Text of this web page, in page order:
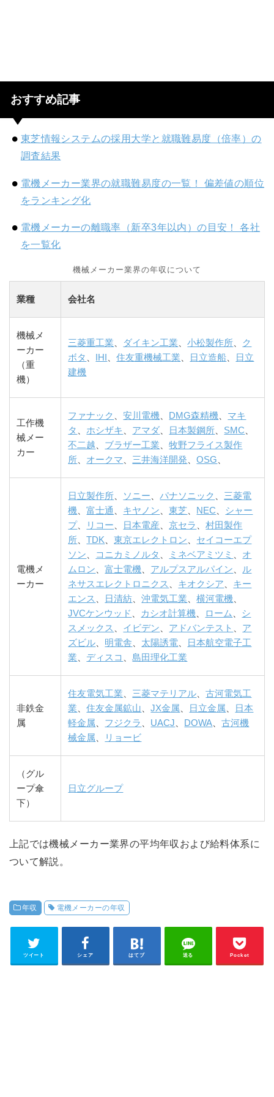
おすすめ記事
東芝情報システムの採用大学と就職難易度（倍率）の
調査結果
電機メーカー業界の就職難易度の一覧！ 偏差値の順位
をランキング化
電機メーカーの離職率（新卒3年以内）の目安！ 各社
を一覧化
機械メーカー業界の年収について
業種 会社名
機械メ
ーカー
（重
機）
三菱重工業 ダイキン工業 、小松製作所
ク
ボタ
IHI 、住友重機械工業 日立造船
日立
建機
工作機
械メー
カー
ファナック 、安川電機 DMG森精機
マキ
タ
ホシザキ アマダ 日本製鋼所 SMC
不二越
ブラザー工業 、牧野フライス製作
所
オークマ 三井海洋開発 、OSG
電機メ
ーカー
日立製作所 ソニー 、パナソニック
三菱電
機 、富士通 キヤノン 、東芝 NEC
シャー
プ、 リコー 日本電産 、京セラ 、村田製作
所 、TDK 、東京エレクトロン
セイコーエプ
ソン
コニカミノルタ ミネベアミツミ
オ
ムロン 、富士電機 アルプスアルパイン
ル
ネサスエレクトロニクス
キオクシア
キー
エンス
日清紡 、沖電気工業 、横河電機
JVCケンウッド
カシオ計算機 ローム
シ
スメックス
イビデン アドバンテスト
ア
ズビル
明電舎 太陽誘電
日本航空電子工
業
ディスコ 、島田理化工業
非鉄金
属
住友電気工業 三菱マテリアル 、古河電気工
業 、住友金属鉱山 、JX金属 日立金属
日本
軽金属
フジクラ UACJ DOWA 、古河機
械金属
リョービ
（グル
ープ傘
下）
日立グループ
上記では機械メーカー業界の平均年収および給料体系に
ついて解説。
年収 電機メーカーの年収
ツイート シェア はてブ 送る Pocket